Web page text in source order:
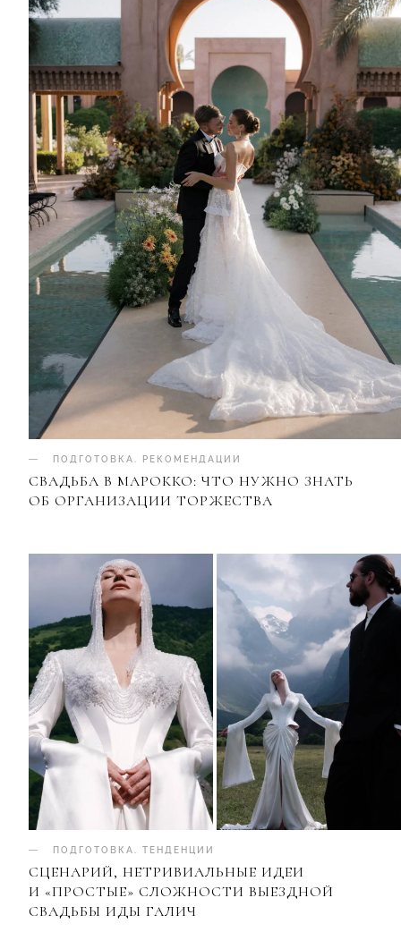
ПОДГОТОВКА РЕКОМЕНДАЦИИ
СВАДЬБА В МАРОККО: ЧТО НУЖНО ЗНАТЬ
ОБ ОРГАНИЗАЦИИ ТОРЖЕСТВА
ПОДГОТОВКА ТЕНДЕНЦИИ
СЦЕНАРИЙ, НЕТРИВИАЛЬНЫЕ ИДЕИ
И «ПРОСТЫЕ» СЛОЖНОСТИ ВЫЕЗДНОЙ
СВАДЬБЫ ИДЫ ГАЛИЧ